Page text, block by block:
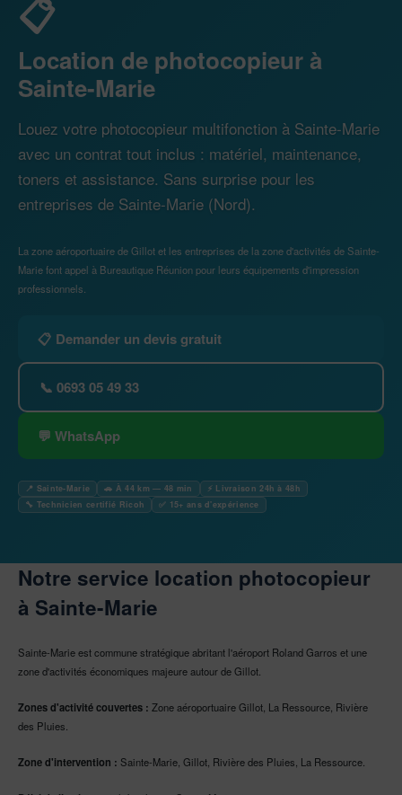
📋
Location de photocopieur à
Sainte-Marie
Louez votre photocopieur multifonction à Sainte-Marie
avec un contrat tout inclus : matériel, maintenance,
toners et assistance. Sans surprise pour les
entreprises de Sainte-Marie (Nord).
La zone aéroportuaire de Gillot et les entreprises de la zone d'activités de Sainte-
Marie font appel à Bureautique Réunion pour leurs équipements d'impression
professionnels.
📋 Demander un devis gratuit
📞 0693 05 49 33
💬 WhatsApp
📍 Sainte-Marie 🚗 À 44 km — 48 min
⚡ Livraison 24h à 48h
🔧 Technicien certifié Ricoh
✅ 15+ ans d'expérience
Notre service location photocopieur
à Sainte-Marie
Sainte-Marie est commune stratégique abritant l'aéroport Roland Garros et une
zone d'activités économiques majeure autour de Gillot.
Zones d'activité couvertes : Zone aéroportuaire Gillot, La Ressource, Rivière
des Pluies.
Zone d'intervention : Sainte-Marie, Gillot, Rivière des Pluies, La Ressource.